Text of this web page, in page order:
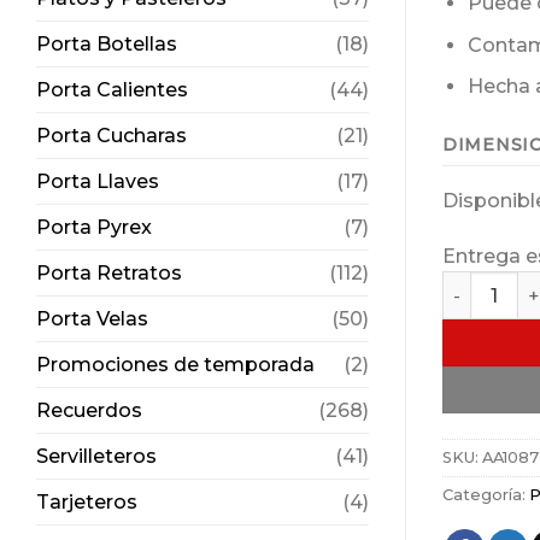
Porta Botellas
(18)
Porta Calientes
(44)
Porta Cucharas
(21)
Porta Llaves
(17)
Porta Pyrex
(7)
Porta Retratos
(112)
Porta Velas
(50)
Promociones de temporada
(2)
Recuerdos
(268)
Servilleteros
(41)
Tarjeteros
(4)
Hecha
Entrega
Tortillero
SKU: AA1087
Categoría: